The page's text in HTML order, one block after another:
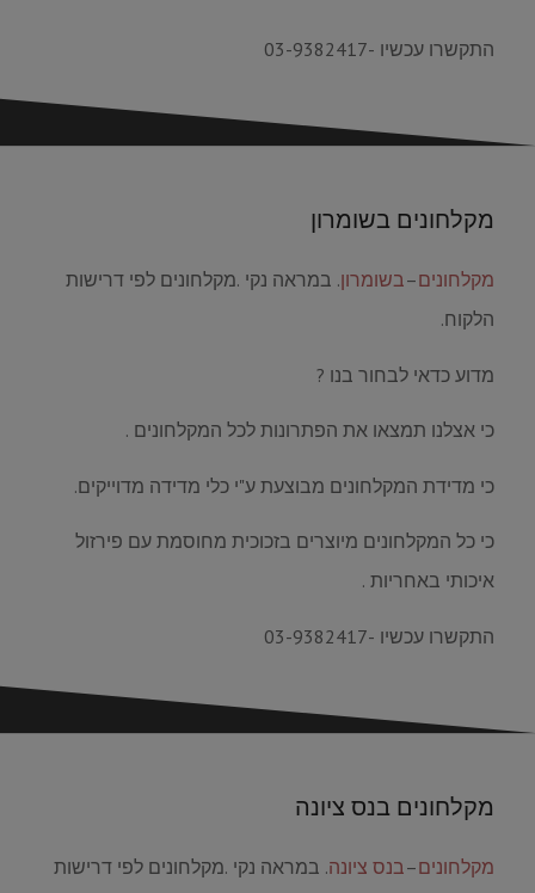
התקשרו עכשיו -03-9382417
מקלחונים בשומרון
מקלחונים–בשומרון. במראה נקי .מקלחונים לפי דרישות
הלקוח.
מדוע כדאי לבחור בנו ?
כי אצלנו תמצאו את הפתרונות לכל המקלחונים .
כי מדידת המקלחונים מבוצעת ע"י כלי מדידה מדוייקים.
כי כל המקלחונים מיוצרים בזכוכית מחוסמת עם פירזול
איכותי באחריות .
התקשרו עכשיו -03-9382417
מקלחונים בנס ציונה
מקלחונים–בנס ציונה. במראה נקי .מקלחונים לפי דרישות